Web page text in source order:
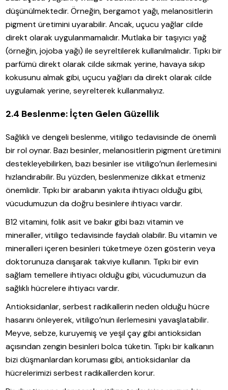
düşünülmektedir. Örneğin, bergamot yağı, melanositlerin
pigment üretimini uyarabilir. Ancak, uçucu yağlar cilde
direkt olarak uygulanmamalıdır. Mutlaka bir taşıyıcı yağ
(örneğin, jojoba yağı) ile seyreltilerek kullanılmalıdır. Tıpkı bir
parfümü direkt olarak cilde sıkmak yerine, havaya sıkıp
kokusunu almak gibi, uçucu yağları da direkt olarak cilde
uygulamak yerine, seyrelterek kullanmalıyız.
2.4 Beslenme: İçten Gelen Güzellik
Sağlıklı ve dengeli beslenme, vitiligo tedavisinde de önemli
bir rol oynar. Bazı besinler, melanositlerin pigment üretimini
destekleyebilirken, bazı besinler ise vitiligo’nun ilerlemesini
hızlandırabilir. Bu yüzden, beslenmenize dikkat etmeniz
önemlidir. Tıpkı bir arabanın yakıta ihtiyacı olduğu gibi,
vücudumuzun da doğru besinlere ihtiyacı vardır.
B12 vitamini, folik asit ve bakır gibi bazı vitamin ve
mineraller, vitiligo tedavisinde faydalı olabilir. Bu vitamin ve
mineralleri içeren besinleri tüketmeye özen gösterin veya
doktorunuza danışarak takviye kullanın. Tıpkı bir evin
sağlam temellere ihtiyacı olduğu gibi, vücudumuzun da
sağlıklı hücrelere ihtiyacı vardır.
Antioksidanlar, serbest radikallerin neden olduğu hücre
hasarını önleyerek, vitiligo’nun ilerlemesini yavaşlatabilir.
Meyve, sebze, kuruyemiş ve yeşil çay gibi antioksidan
açısından zengin besinleri bolca tüketin. Tıpkı bir kalkanın
bizi düşmanlardan koruması gibi, antioksidanlar da
hücrelerimizi serbest radikallerden korur.